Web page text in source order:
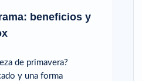
beneficios y
de primavera?
y una forma